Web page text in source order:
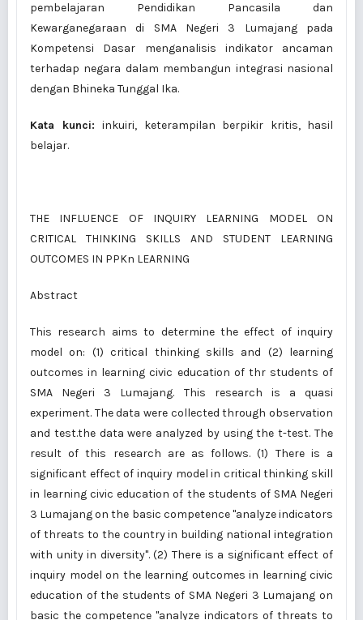
pembelajaran Pendidikan Pancasila dan
Kewarganegaraan di SMA Negeri 3 Lumajang pada
Kompetensi Dasar menganalisis indikator ancaman
terhadap negara dalam membangun integrasi nasional
dengan Bhineka Tunggal Ika.
Kata kunci: inkuiri, keterampilan berpikir kritis, hasil
belajar.
THE INFLUENCE OF INQUIRY LEARNING MODEL ON
CRITICAL THINKING SKILLS AND STUDENT LEARNING
OUTCOMES IN PPKn LEARNING
Abstract
This research aims to determine the effect of inquiry
model on: (1) critical thinking skills and (2) learning
outcomes in learning civic education of thr students of
SMA Negeri 3 Lumajang. This research is a quasi
experiment. The data were collected through observation
and test.the data were analyzed by using the t-test. The
result of this research are as follows. (1) There is a
significant effect of inquiry model in critical thinking skill
in learning civic education of the students of SMA Negeri
3 Lumajang on the basic competence "analyze indicators
of threats to the country in building national integration
with unity in diversity". (2) There is a significant effect of
inquiry model on the learning outcomes in learning civic
education of the students of SMA Negeri 3 Lumajang on
basic the competence "analyze indicators of threats to